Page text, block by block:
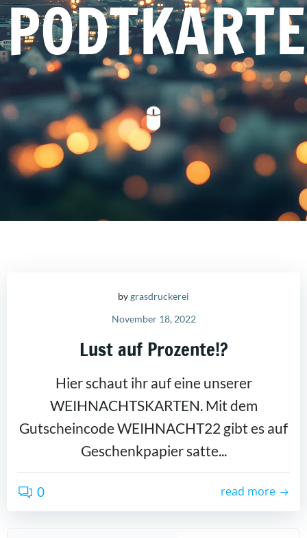
PODTKARTE
bygrasdruckerei
November 18, 2022
Lust auf Prozente!?
Hier schaut ihr auf eine unserer
WEIHNACHTSKARTEN. Mit dem
Gutscheincode WEIHNACHT22 gibt es auf
Geschenkpapier satte...
0 read more